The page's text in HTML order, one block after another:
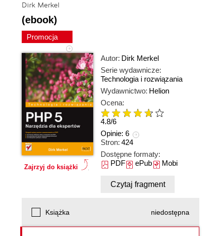
Dirk Merkel
(ebook)
Promocja
Zajrzyj do książki
Autor: Dirk Merkel
Serie wydawnicze:
Technologia i rozwiązania
Wydawnictwo: Helion
Ocena:
4.8/6
Opinie: 6
Stron: 424
Dostępne formaty:
PDFePubMobi
Czytaj fragment
Książka niedostępna